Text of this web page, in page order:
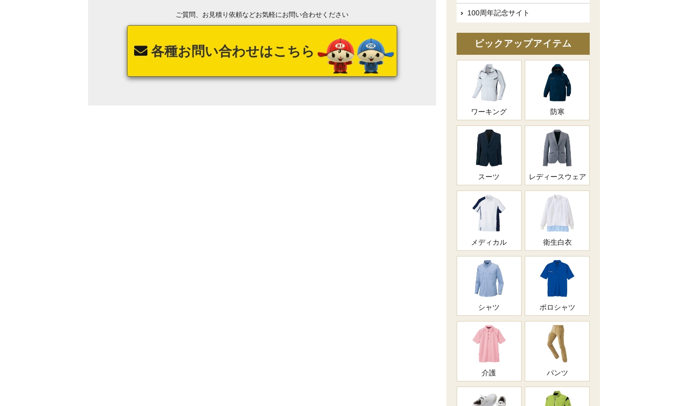
ご質問、お見積り依頼などお気軽にお問い合わせください
各種お問い合わせはこちら
100周年記念サイト
ピックアップアイテム
ワーキング 防寒
スーツ レディースウェア
メディカル 衛生白衣
シャツ ポロシャツ
介護 パンツ